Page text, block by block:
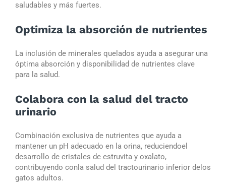
saludables y más fuertes.
Optimiza la absorción de nutrientes
La inclusión de minerales quelados ayuda a asegurar una
óptima absorción y disponibilidad de nutrientes clave
para la salud.
Colabora con la salud del tracto
urinario
Combinación exclusiva de nutrientes que ayuda a
mantener un pH adecuado en la orina, reduciendoel
desarrollo de cristales de estruvita y oxalato,
contribuyendo conla salud del tractourinario inferior delos
gatos adultos.